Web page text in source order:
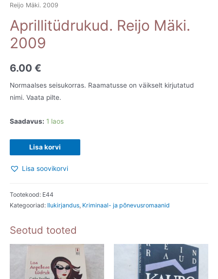
Reijo Mäki. 2009
Aprillitüdrukud. Reijo Mäki.
2009
6.00 €
Normaalses seisukorras. Raamatusse on väikselt kirjutatud
nimi. Vaata pilte.
Saadavus: 1 laos
Aprillitüdrukud.
Reijo
Mäki.
kogus
Lisa korvi
Lisa soovikorvi
Tootekood: E44
Kategooriad: Ilukirjandus, Kriminaal- ja põnevusromaanid
Seotud tooted